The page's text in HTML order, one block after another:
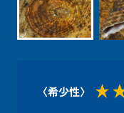
〈希少性〉